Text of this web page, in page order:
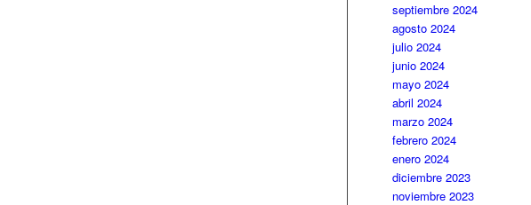
septiembre 2024
agosto 2024
julio 2024
junio 2024
mayo 2024
abril 2024
marzo 2024
febrero 2024
enero 2024
diciembre 2023
noviembre 2023